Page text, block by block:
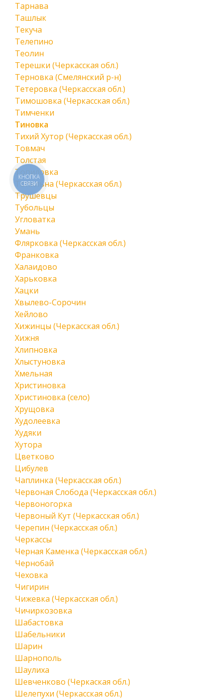
Тарнава
Ташлык
Текуча
Телепино
Теолин
Терешки (Черкасская обл.)
Терновка (Смелянский р-н)
Тетеровка (Черкасская обл.)
Тимошовка (Черкасская обл.)
Тимченки
Тиновка
Тихий Хутор (Черкасская обл.)
Товмач
Толстая
Топиловка
Топильна (Черкасская обл.)
Трушевцы
Тубольцы
Угловатка
Умань
Флярковка (Черкасская обл.)
Франковка
Халаидово
Харьковка
Хацки
Хвылево-Сорочин
Хейлово
Хижинцы (Черкасская обл.)
Хижня
Хлипновка
Хлыстуновка
Хмельная
Христиновка
Христиновка (село)
Хрущовка
Худолеевка
Худяки
Хутора
Цветково
Цибулев
Чаплинка (Черкасская обл.)
Червоная Слобода (Черкасская обл.)
Червоногорка
Червоный Кут (Черкасская обл.)
Черепин (Черкасская обл.)
Черкассы
Черная Каменка (Черкасская обл.)
Чернобай
Чеховка
Чигирин
Чижевка (Черкасская обл.)
Чичиркозовка
Шабастовка
Шабельники
Шарин
Шарнополь
Шаулиха
Шевченково (Черкаская обл.)
Шелепухи (Черкасская обл.)
КНОПКА
СВЯЗИ